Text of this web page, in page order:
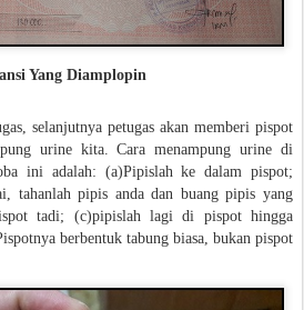
Yang Diamplopin
selanjutnya petugas akan memberi pispot
urine kita. Cara menampung urine di
ini adalah: (a)Pipislah ke dalam pispot;
tahanlah pipis anda dan buang pipis yang
tadi; (c)pipislah lagi di pispot hingga
berbentuk tabung biasa, bukan pispot